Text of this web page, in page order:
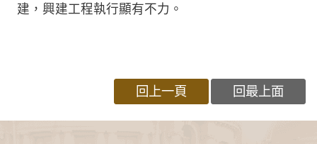
建，興建工程執行顯有不力。
回上一頁 回最上面